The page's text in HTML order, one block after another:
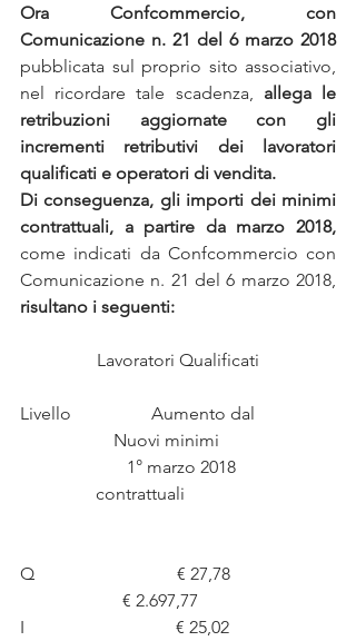
Ora Confcommercio, con
Comunicazione n. 21 del 6 marzo 2018
pubblicata sul proprio sito associativo,
nel ricordare tale scadenza, allega le
retribuzioni aggiornate con gli
incrementi retributivi dei lavoratori
qualificati e operatori di vendita.
Di conseguenza, gli importi dei minimi
come indicati da Confcommercio con
risultano i seguenti:
Lavoratori Qualificati
Livello                  Aumento dal
                     Nuovi minimi
                        1° marzo 2018
                 contrattuali
Q                                € 27,78
                       € 2.697,77
I                                  € 25,02